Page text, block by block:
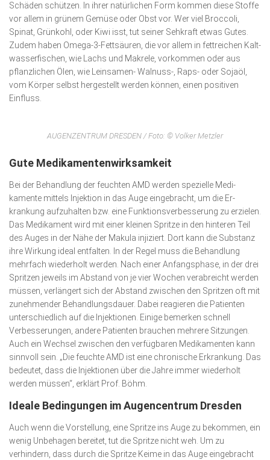
Schäden schützen. In ihrer natürlichen Form kommen diese Stoffe
vor allem in grünem Gemüse oder Obst vor. Wer viel Broccoli,
Spinat, Grünkohl, oder Kiwi isst, tut seiner Sehkraft etwas Gutes.
Zudem haben Omega-3-Fettsäuren, die vor allem in fettreichen Kalt­
wasserfischen, wie Lachs und Makrele, vorkommen oder aus
pflanzlichen Ölen, wie Lein­samen- Walnuss-, Raps- oder Sojaöl,
vom Körper selbst hergestellt werden können, einen positiven
Einfluss.
AUGENZENTRUM DRESDEN / Foto: © Volker Metzler
Gute Medikamentenwirksamkeit
Bei der Behandlung der feuchten AMD werden spezielle Medi­
kamente mittels Injektion in das Auge eingebracht, um die Er­
krankung aufzuhalten bzw. eine Funktionsverbesserung zu erzielen.
Das Medikament wird mit einer kleinen Spritze in den hinteren Teil
des Auges in der Nähe der Makula injiziert. Dort kann die Substanz
ihre Wirkung ideal entfalten. In der Regel muss die Be­handlung
mehrfach wiederholt werden. Nach einer Anfangs­phase, in der drei
Spritzen jeweils im Abstand von je vier Wochen verabreicht werden
müssen, verlängert sich der Abstand zwischen den Spritzen oft mit
zunehmender Behand­lungsdauer. Dabei reagieren die Patienten
unterschiedlich auf die Injektionen. Einige bemerken schnell
Verbesserun­gen, andere Patienten brauchen mehrere Sitzungen.
Auch ein Wechsel zwischen den verfügbaren Medika­menten kann
sinnvoll sein. „Die feuchte AMD ist eine chronische Erkrankung. Das
bedeutet, dass die Injektionen über die Jahre immer wiederholt
werden müssen“, erklärt Prof. Böhm.
Ideale Bedingungen im Augencentrum Dresden
Auch wenn die Vorstellung, eine Spritze ins Auge zu bekommen, ein
wenig Unbehagen bereitet, tut die Spritze nicht weh. Um zu
verhindern, dass durch die Spritze Keime in das Auge eingebracht